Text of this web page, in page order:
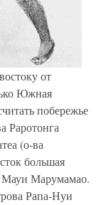
от
Южная
побережье
Раротонга
(о-ва
большая
Мауи Марумамао.
Рапа-Нуи